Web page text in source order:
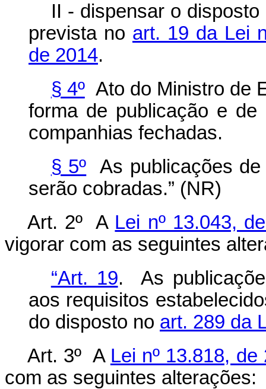
II - dispensar o
prevista no art. 19 da Lei
de 2014.
§ 4ºAto do Ministro de
forma de publicação e
companhias fechadas.
§ 5º As publicações
serão cobradas.” (NR)
Art. 2º A Lei nº 13.043,
vigorar com as seguintes
“Art. 19. As
aos requisitos
do disposto no art. 289 da
Art. 3º A Lei nº 13.818,
com as seguintes alterações: